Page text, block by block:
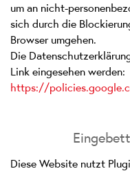
um an nicht-
sich durch die
Browser umgehen.
Die
Link eingesehen werden:
https://
Diese Website nutzt